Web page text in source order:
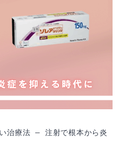
治療法 ― 注射で根本から炎